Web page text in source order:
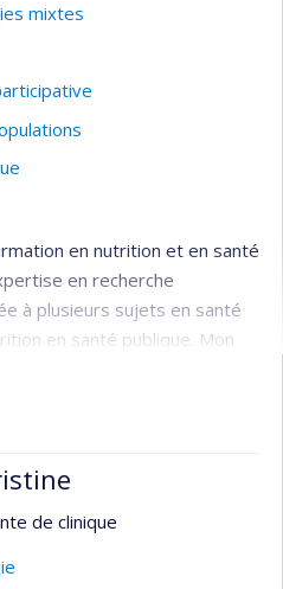
mixtes
en nutrition et en santé
en recherche
à plusieurs sujets en santé
en santé publique. Mon
vise à mieux
les déterminants sociaux
interagissent dans
pour façonner l’alimentation
documente et promeut
de clinique